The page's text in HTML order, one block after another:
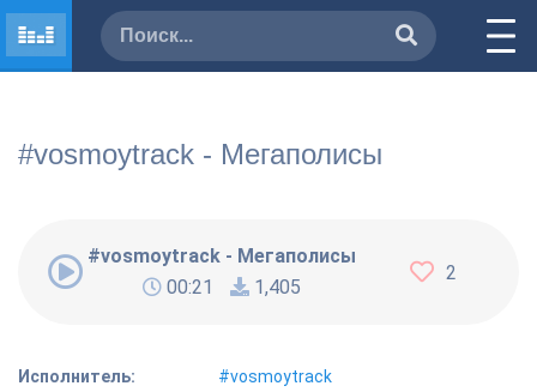
#vosmoytrack - Мегаполисы
#vosmoytrack - Мегаполисы
00:21
1,405
2
Исполнитель:
#vosmoytrack